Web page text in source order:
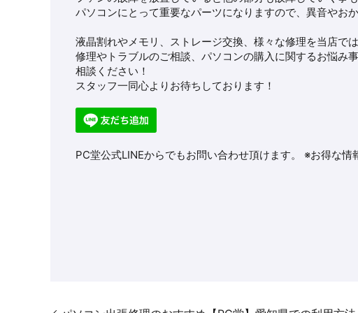
パソコンにとって重要なパーツになりますので、異音やお
液晶割れやメモリ、ストレージ交換、様々な修理を当店で
修理やトラブルのご相談、パソコンの購入に関するお悩み
相談ください！
スタッフ一同心よりお待ちしております！
PC堂公式LINEからでもお問い合わせ頂けます。 ※お得な情